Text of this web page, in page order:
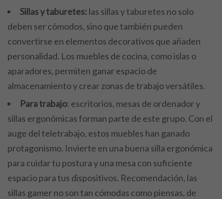
Sillas y taburetes: las sillas y taburetes no solo
deben ser cómodos, sino que también pueden
convertirse en elementos decorativos que añaden
personalidad. Los muebles de cocina, como islas o
aparadores, permiten ganar espacio de
almacenamiento y crear zonas de trabajo versátiles.
Para trabajo: escritorios, mesas de ordenador y
sillas ergonómicas forman parte de este grupo. Con el
auge del teletrabajo, estos muebles han ganado
protagonismo. Invierte en una buena silla ergonómica
para cuidar tu postura y una mesa con suficiente
espacio para tus dispositivos. Recomendación, las
sillas gamer no son tan cómodas como piensas, de